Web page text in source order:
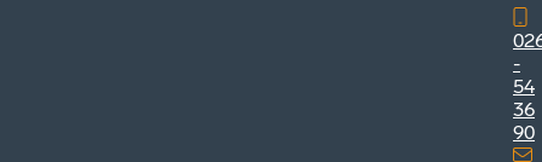
-
54
36
90